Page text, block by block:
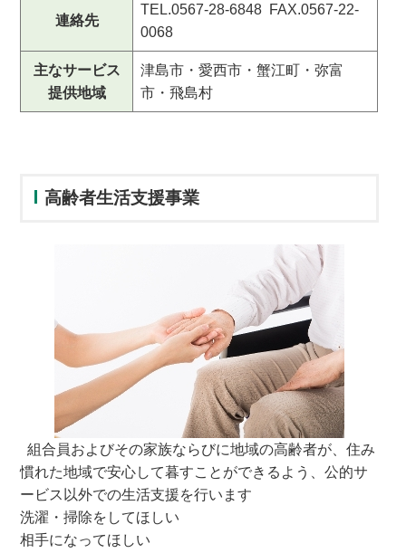
連絡先
TEL.0567-28-6848 FAX.0567-22-
0068
主なサービス
提供地域
津島市・愛西市・蟹江町・弥富
市・飛島村
高齢者生活支援事業
組合員およびその家族ならびに地域の高齢者が、住み
慣れた地域で安心して暮すことができるよう、公的サ
ービス以外での生活支援を行います
洗濯・掃除をしてほしい
相手になってほしい